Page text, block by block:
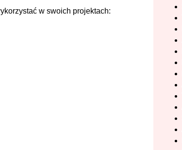
w swoich projektach: